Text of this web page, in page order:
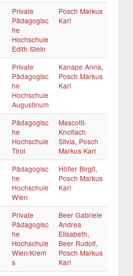
Private
Pädagogisc
he
Hochschule
Edith Stein
Posch Markus
Karl
Private
Pädagogisc
he
Hochschule
Augustinum
Kanape Anna,
Posch Markus
Karl
Pädagogisc
he
Hochschule
Tirol
Mascotti-
Knoflach
Silvia, Posch
Markus Karl
Pädagogisc
he
Hochschule
Wien
Höfler Birgit,
Posch Markus
Karl
Private
Pädagogisc
he
Hochschule
Wien/Krem
s
Beer Gabriele
Andrea
Elisabeth,
Beer Rudolf,
Posch Markus
Karl